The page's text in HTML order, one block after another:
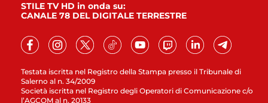
Testata iscritta nel Registro della Stampa presso il Tribunale di
Salerno al n. 34/2009
Società iscritta nel Registro degli Operatori di Comunicazione c/o
l’AGCOM al n. 20133
STILE TV HD in onda su:
CANALE 78 DEL DIGITALE TERRESTRE